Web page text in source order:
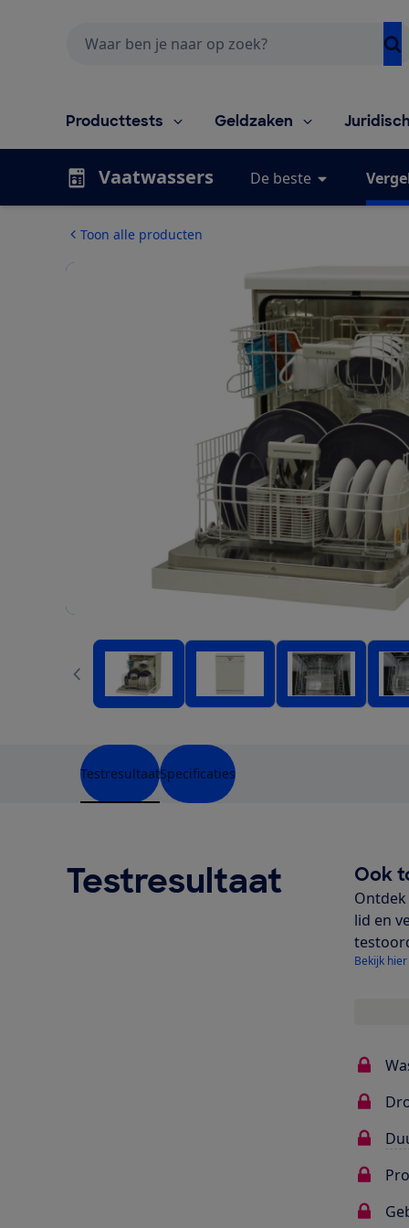
Producttests Geldzaken
Vaatwassers De beste
Toon alle producten
TestresultaatSpecificaties
Testresultaat Ook
lid en
Bekijk